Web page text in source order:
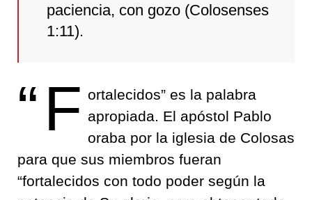
paciencia, con gozo (Colosenses
1:11).
“F ortalecidos” es la palabra
apropiada. El apóstol Pablo
oraba por la iglesia de Colosas
para que sus miembros fueran
“fortalecidos con todo poder según la